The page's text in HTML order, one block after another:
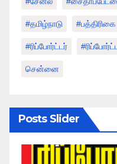
#தமிழ்நாடு #பத்திரிகை
#ரிப்போர்ட்டர்
சென்னை
Posts Slider